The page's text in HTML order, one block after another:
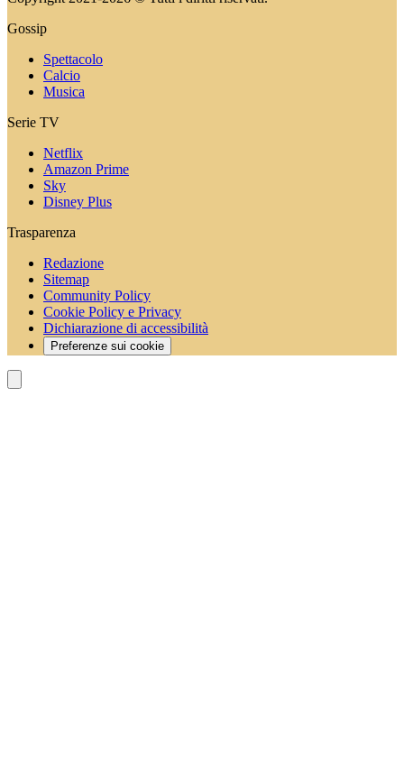
Gossip
Spettacolo
Calcio
Musica
Serie TV
Netflix
Amazon Prime
Sky
Disney Plus
Trasparenza
Redazione
Sitemap
Community Policy
Cookie Policy e Privacy
Dichiarazione di accessibilità
Preferenze sui cookie